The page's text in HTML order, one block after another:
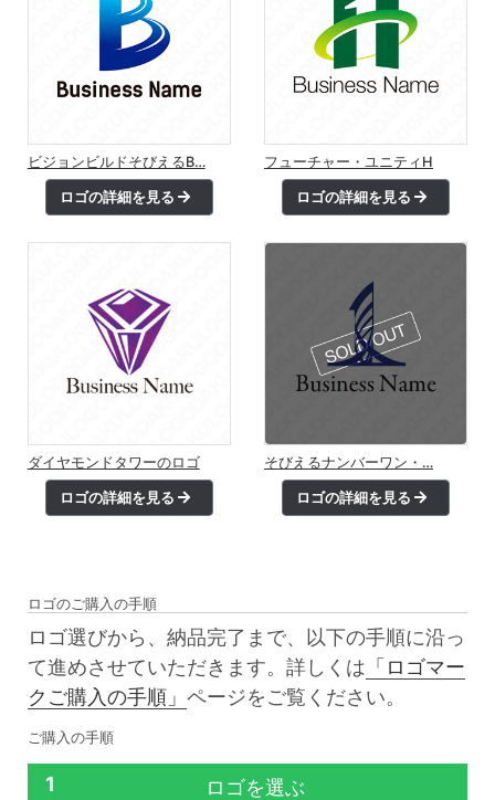
ビジョンビルドそびえるB…
ロゴの詳細を見る
フューチャー・ユニティH
ロゴの詳細を見る
ダイヤモンドタワーのロゴ
ロゴの詳細を見る
そびえるナンバーワン・…
ロゴの詳細を見る
ロゴのご購入の手順
ロゴ選びから、納品完了まで、以下の手順に沿っ
て進めさせていただきます。詳しくは 「ロゴマー
クご購入の手順」 ページをご覧ください。
ご購入の手順
1 ロゴを選ぶ